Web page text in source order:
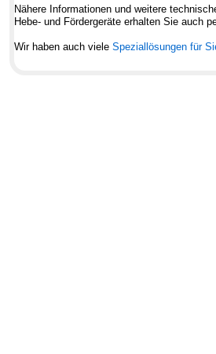
Nähere Informationen und weitere
Hebe- und Fördergeräte erhalten Sie auch
Wir haben auch viele Speziallösungen für